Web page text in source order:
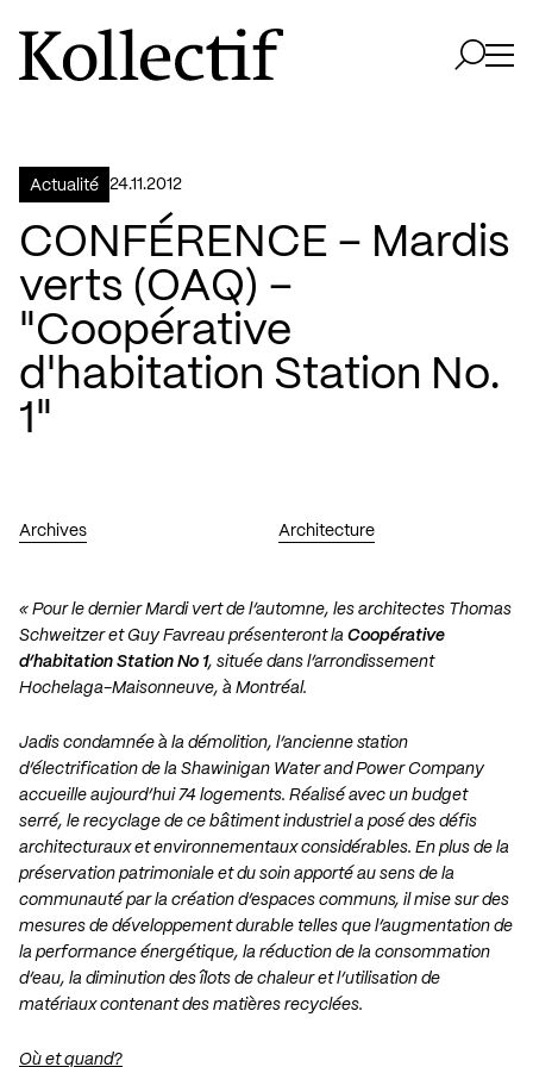
Aller à la page d'accueil
Logo Kollectif
Actualité 24.11.2012
CONFÉRENCE – Mardis
verts (OAQ) –
"Coopérative
d'habitation Station No.
1"
Archives Architecture
« Pour le dernier Mardi vert de l’automne, les architectes Thomas
Schweitzer et Guy Favreau présenteront la Coopérative
d’habitation Station No 1, située dans l’arrondissement
Hochelaga-Maisonneuve, à Montréal.
Jadis condamnée à la démolition, l’ancienne station
d’électrification de la Shawinigan Water and Power Company
accueille aujourd’hui 74 logements. Réalisé avec un budget
serré, le recyclage de ce bâtiment industriel a posé des défis
architecturaux et environnementaux considérables. En plus de la
préservation patrimoniale et du soin apporté au sens de la
communauté par la création d’espaces communs, il mise sur des
mesures de développement durable telles que l’augmentation de
la performance énergétique, la réduction de la consommation
d’eau, la diminution des îlots de chaleur et l’utilisation de
matériaux contenant des matières recyclées.
Où et quand?